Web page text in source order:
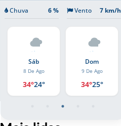
Chuva 6 % Vento 7 km/h
Dom
9 De Ago
34°25°
Seg
10 De Ago
31°23°